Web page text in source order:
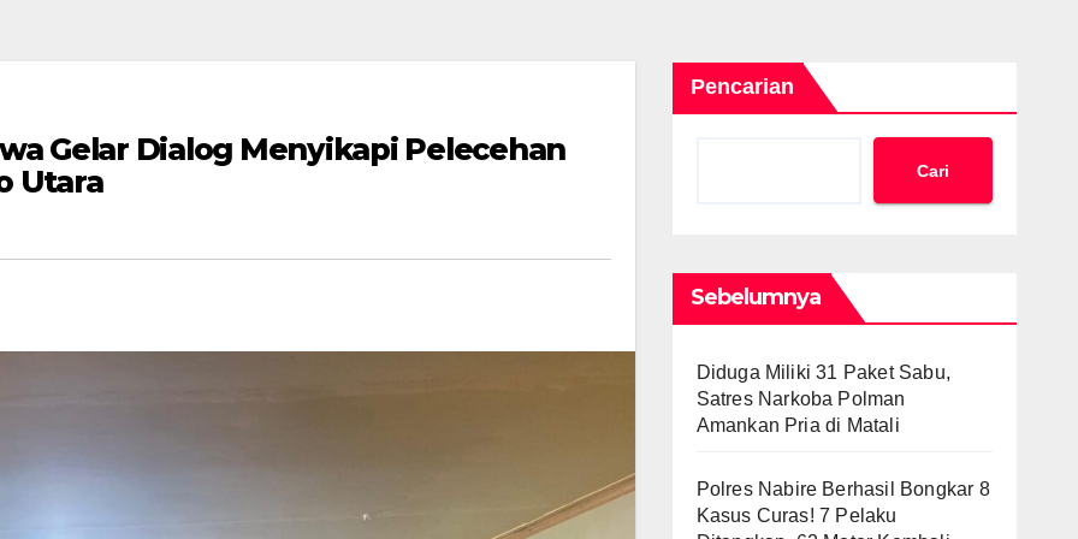
Gelar Dialog Menyikapi Pelecehan
Utara
Pencarian
Cari
Sebelumnya
Diduga Miliki 31 Paket Sabu,
Satres Narkoba Polman
Amankan Pria di Matali
Polres Nabire Berhasil Bongkar 8
Kasus Curas! 7 Pelaku